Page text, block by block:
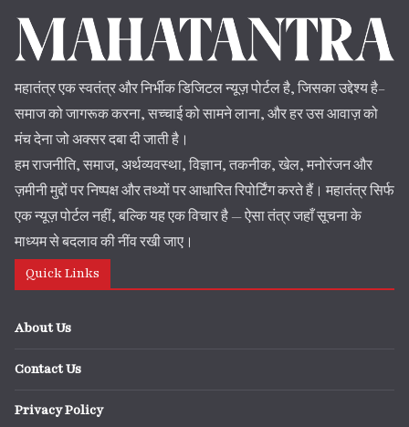
महातंत्र एक स्वतंत्र और निर्भीक डिजिटल न्यूज़ पोर्टल है, जिसका उद्देश्य है–
समाज को जागरूक करना, सच्चाई को सामने लाना, और हर उस आवाज़ को
मंच देना जो अक्सर दबा दी जाती है।
हम राजनीति, समाज, अर्थव्यवस्था, विज्ञान, तकनीक, खेल, मनोरंजन और
ज़मीनी मुद्दों पर निष्पक्ष और तथ्यों पर आधारित रिपोर्टिंग करते हैं। महातंत्र सिर्फ
एक न्यूज़ पोर्टल नहीं, बल्कि यह एक विचार है — ऐसा तंत्र जहाँ सूचना के
माध्यम से बदलाव की नींव रखी जाए।
Quick Links
About Us
Contact Us
Privacy Policy